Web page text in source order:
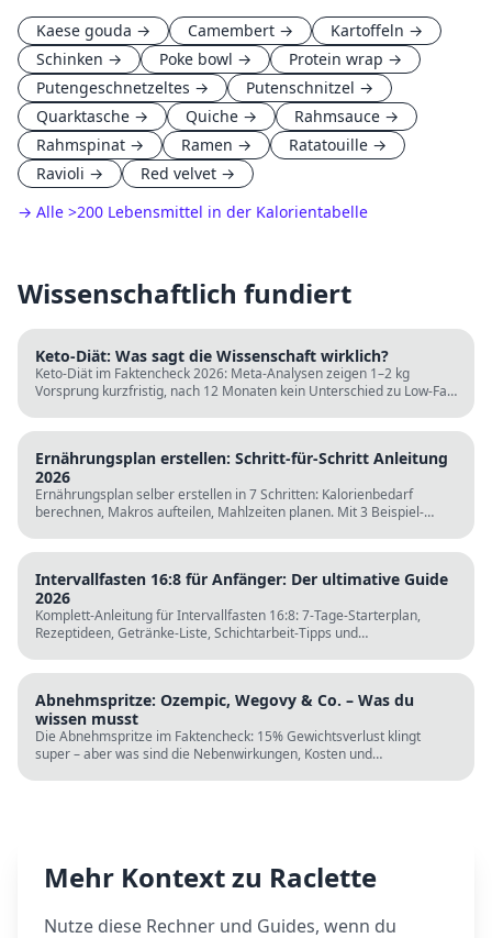
Kaese gouda → Camembert → Kartoffeln →
Schinken → Poke bowl → Protein wrap →
Putengeschnetzeltes → Putenschnitzel →
Quarktasche → Quiche → Rahmsauce →
Rahmspinat → Ramen → Ratatouille →
Ravioli → Red velvet →
→ Alle >200 Lebensmittel in der Kalorientabelle
Wissenschaftlich fundiert
Keto-Diät: Was sagt die Wissenschaft wirklich?
Keto-Diät im Faktencheck 2026: Meta-Analysen zeigen 1–2 kg
Vorsprung kurzfristig, nach 12 Monaten kein Unterschied zu Low-Fat.
Ernährungsplan erstellen: Schritt-für-Schritt Anleitung
2026
Ernährungsplan selber erstellen in 7 Schritten: Kalorienbedarf
berechnen, Makros aufteilen, Mahlzeiten planen. Mit 3 Beispiel-
Intervallfasten 16:8 für Anfänger: Der ultimative Guide
2026
Komplett-Anleitung für Intervallfasten 16:8: 7-Tage-Starterplan,
Rezeptideen, Getränke-Liste, Schichtarbeit-Tipps und
Abnehmspritze: Ozempic, Wegovy & Co. – Was du
wissen musst
Die Abnehmspritze im Faktencheck: 15% Gewichtsverlust klingt
super – aber was sind die Nebenwirkungen, Kosten und
Mehr Kontext zu Raclette
Nutze diese Rechner und Guides, wenn du